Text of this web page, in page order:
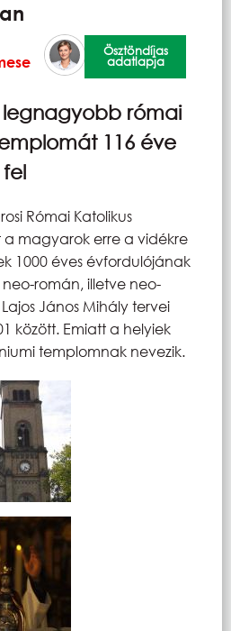
Ösztöndíjas
adatlapja
legnagyobb római
116 éve
fel
Római Katolikus
magyarok erre a vidékre
1000 éves évfordulójának
román, illetve neo-
János Mihály tervei
között. Emiatt a helyiek
templomnak nevezik.